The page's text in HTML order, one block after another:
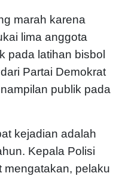
marah karena
lima anggota
pada latihan bisbol
Partai Demokrat
publik pada
kejadian adalah
Kepala Polisi
mengatakan, pelaku